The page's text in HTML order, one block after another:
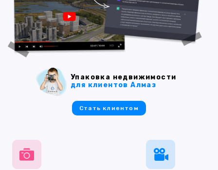
Упаковка недвижимости
для клиентов Алмаз
Стать клиентом